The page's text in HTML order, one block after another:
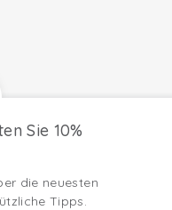
Sie 10%
die neuesten
Tipps.